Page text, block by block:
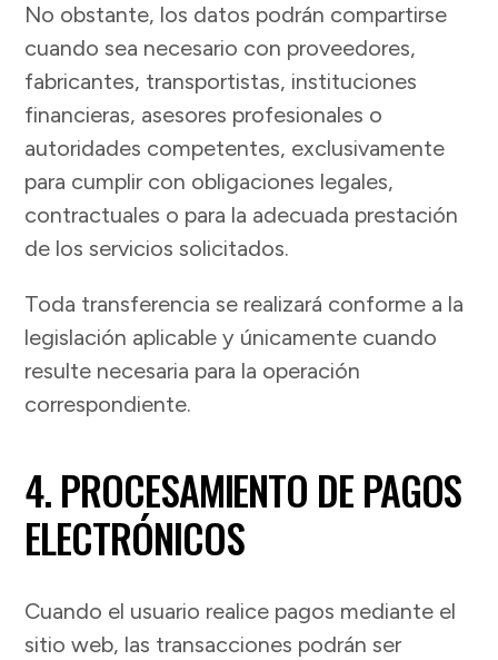
No obstante, los datos podrán compartirse
cuando sea necesario con proveedores,
fabricantes, transportistas, instituciones
financieras, asesores profesionales o
autoridades competentes, exclusivamente
para cumplir con obligaciones legales,
contractuales o para la adecuada prestación
de los servicios solicitados.
Toda transferencia se realizará conforme a la
legislación aplicable y únicamente cuando
resulte necesaria para la operación
correspondiente.
4. PROCESAMIENTO DE PAGOS
ELECTRÓNICOS
Cuando el usuario realice pagos mediante el
sitio web, las transacciones podrán ser